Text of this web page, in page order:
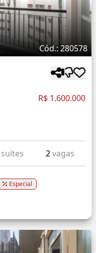
Cód.: 280578
R$ 1.600.000
suítes 2vagas
Especial